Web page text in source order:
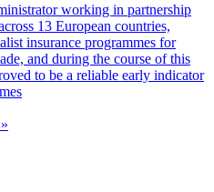
working in partnership
13 European countries,
insurance programmes for
and during the course of this
to be a reliable early indicator
»